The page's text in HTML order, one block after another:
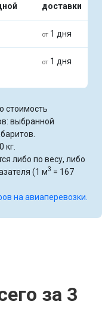
доставки
от 1 дня
от 1 дня
стоимость
выбранной
кг.
либо по весу, либо
(1 м3 = 167
на авиаперевозки.
за 3